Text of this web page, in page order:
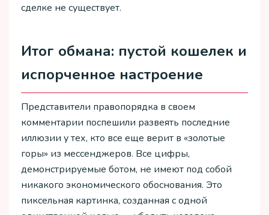
сделке не существует.
Итог обмана: пустой кошелек и
испорченное настроение
Представители правопорядка в своем
комментарии поспешили развеять последние
иллюзии у тех, кто все еще верит в «золотые
горы» из мессенджеров. Все цифры,
демонстрируемые ботом, не имеют под собой
никакого экономического обоснования. Это
пиксельная картинка, созданная с одной